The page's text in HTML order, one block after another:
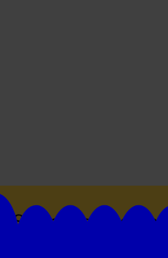
Suivez toutes les